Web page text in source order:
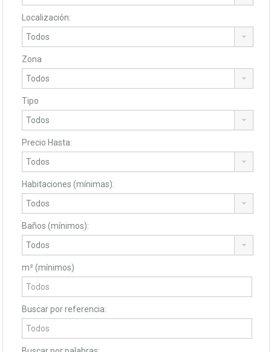
Localización:
Zona
Tipo
Precio Hasta:
Habitaciones (mínimas):
Baños (mínimos):
m² (mínimos)
Buscar por referencia: